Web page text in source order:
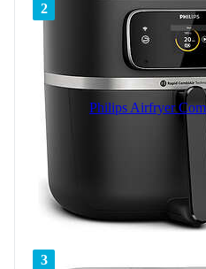
2
Philips Airfryer
3